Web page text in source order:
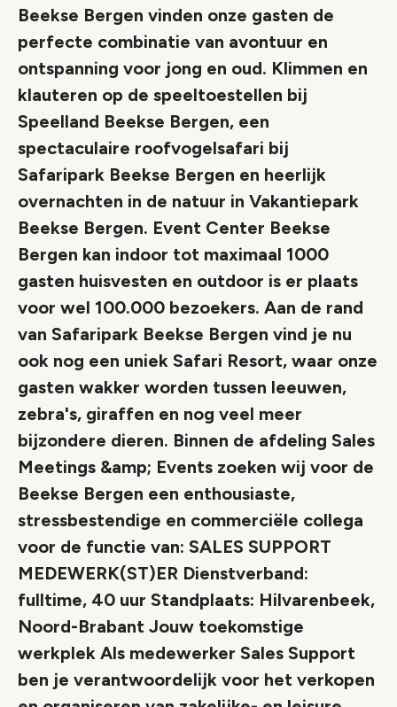
Beekse Bergen vinden onze gasten de
perfecte combinatie van avontuur en
ontspanning voor jong en oud. Klimmen en
klauteren op de speeltoestellen bij
Speelland Beekse Bergen, een
spectaculaire roofvogelsafari bij
Safaripark Beekse Bergen en heerlijk
overnachten in de natuur in Vakantiepark
Beekse Bergen. Event Center Beekse
Bergen kan indoor tot maximaal 1000
gasten huisvesten en outdoor is er plaats
voor wel 100.000 bezoekers. Aan de rand
van Safaripark Beekse Bergen vind je nu
ook nog een uniek Safari Resort, waar onze
gasten wakker worden tussen leeuwen,
zebra's, giraffen en nog veel meer
bijzondere dieren. Binnen de afdeling Sales
Meetings &amp; Events zoeken wij voor de
Beekse Bergen een enthousiaste,
stressbestendige en commerciële collega
voor de functie van: SALES SUPPORT
MEDEWERK(ST)ER Dienstverband:
fulltime, 40 uur Standplaats: Hilvarenbeek,
Noord-Brabant Jouw toekomstige
werkplek Als medewerker Sales Support
ben je verantwoordelijk voor het verkopen